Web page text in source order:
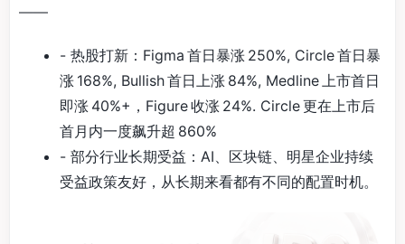
——
- 热股打新：Figma 首日暴涨 250%, Circle 首日暴
涨 168%, Bullish 首日上涨 84%, Medline 上市首日
即涨 40%+，Figure 收涨 24%. Circle 更在上市后
首月内一度飙升超 860%
- 部分行业长期受益：AI、区块链、明星企业持续
受益政策友好，从长期来看都有不同的配置时机。